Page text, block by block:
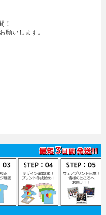
！
願いします。